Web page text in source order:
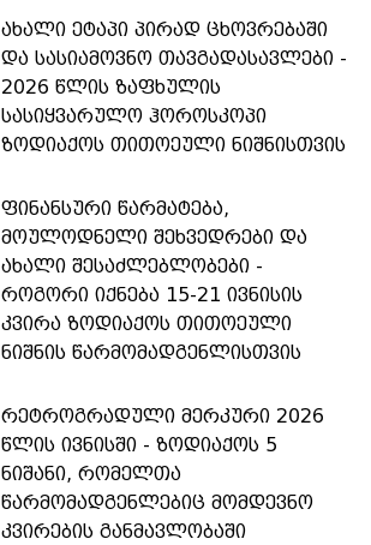
ახალი ეტაპი პირად ცხოვრებაში
და სასიამოვნო თავგადასავლები -
2026 წლის ზაფხულის
სასიყვარულო ჰოროსკოპი
ზოდიაქოს თითოეული ნიშნისთვის
ფინანსური წარმატება,
მოულოდნელი შეხვედრები და
ახალი შესაძლებლობები -
როგორი იქნება 15-21 ივნისის
კვირა ზოდიაქოს თითოეული
ნიშნის წარმომადგენლისთვის
რეტროგრადული მერკური 2026
წლის ივნისში - ზოდიაქოს 5
ნიშანი, რომელთა
წარმომადგენლებიც მომდევნო
კვირების განმავლობაში